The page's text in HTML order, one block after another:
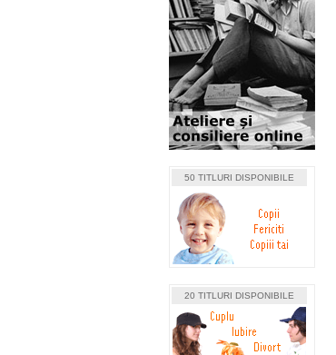
50 TITLURI DISPONIBILE
20 TITLURI DISPONIBILE